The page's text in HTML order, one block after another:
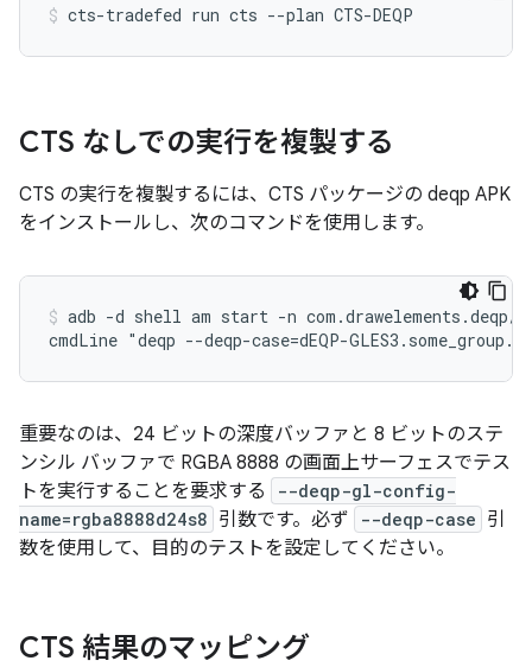
CTS なしでの実行を複製する
CTS の実行を複製するには、CTS パッケージの deqp APK
をインストールし、次のコマンドを使用します。
adb -d shell am start -n
重要なのは、24 ビットの深度バッファと 8 ビットのステ
ンシル バッファで RGBA 8888 の画面上サーフェスでテス
トを実行することを要求する
--deqp-gl-config-
name=rgba8888d24s8 引数です。必ず --deqp-case 引
数を使用して、目的のテストを設定してください。
CTS 結果のマッピング